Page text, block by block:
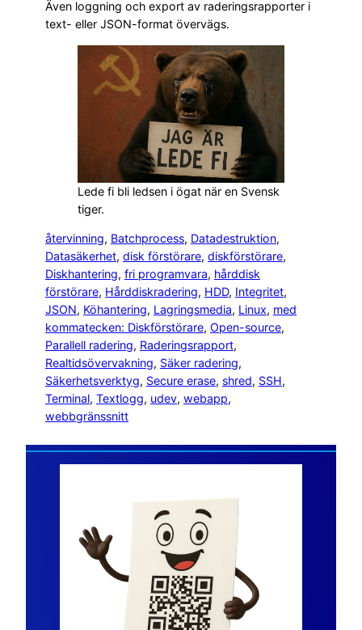
Även loggning och export av raderingsrapporter i
text- eller JSON-format övervägs.
Lede fi bli ledsen i ögat när en Svensk
tiger.
återvinning, Batchprocess, Datadestruktion
Datasäkerhet, disk förstörare, diskförstörare
Diskhantering, fri programvara, hårddisk
förstörare, Hårddiskradering, HDD, Integritet
JSON, Köhantering, Lagringsmedia, Linux, med
kommatecken: Diskförstörare, Open-source
Parallell radering, Raderingsrapport
Realtidsövervakning, Säker radering
Säkerhetsverktyg, Secure erase, shred, SSH
Terminal, Textlogg, udev, webapp
webbgränssnitt